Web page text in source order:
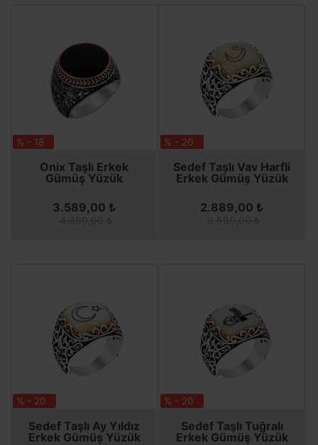
% - 18
Onix Taşlı Erkek
Gümüş Yüzük
SEPETE EKLE
3.589,00 ₺
SEPETE EKLE
% - 20
Sedef Taşlı Vav Harfli
Erkek Gümüş Yüzük
SEPETE EKLE
2.889,00 ₺
SEPETE EKLE
% - 20
Sedef Taşlı Ay Yıldız
Erkek Gümüş Yüzük
SEPETE EKLE
SEPETE EKLE
% - 20
Sedef Taşlı Tuğralı
Erkek Gümüş Yüzük
SEPETE EKLE
SEPETE EKLE